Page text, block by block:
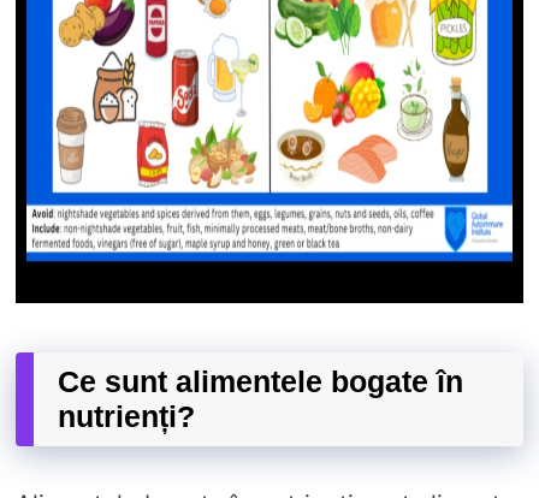
Ce sunt alimentele bogate în
nutrienți?